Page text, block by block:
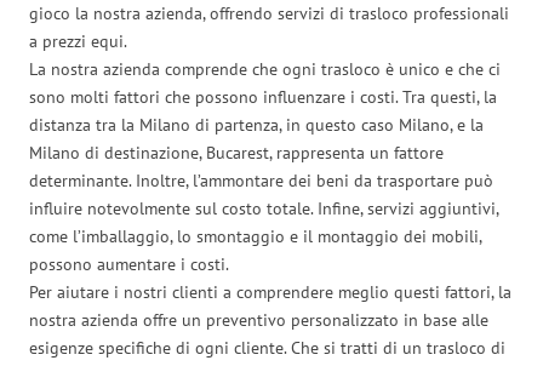
gioco la nostra azienda, offrendo servizi di trasloco professionali
a prezzi equi.
La nostra azienda comprende che ogni trasloco è unico e che ci
sono molti fattori che possono influenzare i costi. Tra questi, la
distanza tra la Milano di partenza, in questo caso Milano, e la
Milano di destinazione, Bucarest, rappresenta un fattore
determinante. Inoltre, l’ammontare dei beni da trasportare può
influire notevolmente sul costo totale. Infine, servizi aggiuntivi,
come l’imballaggio, lo smontaggio e il montaggio dei mobili,
possono aumentare i costi.
Per aiutare i nostri clienti a comprendere meglio questi fattori, la
nostra azienda offre un preventivo personalizzato in base alle
esigenze specifiche di ogni cliente. Che si tratti di un trasloco di